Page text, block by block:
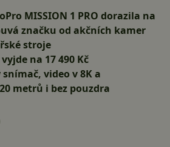
MISSION 1 PRO dorazila na
značku od akčních kamer
stroje
na 17 490 Kč
video v 8K a
metrů i bez pouzdra